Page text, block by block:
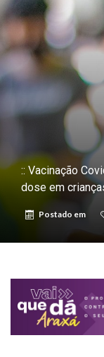
:: Vacinação
dose em
Postado em